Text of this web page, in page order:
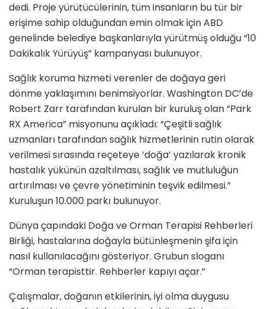
dedi. Proje yürütücülerinin, tüm insanların bu tür bir
erişime sahip olduğundan emin olmak için ABD
genelinde belediye başkanlarıyla yürütmüş olduğu “10
Dakikalık Yürüyüş” kampanyası bulunuyor.
Sağlık koruma hizmeti verenler de doğaya geri
dönme yaklaşımını benimsiyorlar. Washington DC’de
Robert Zarr tarafından kurulan bir kuruluş olan “Park
RX America” misyonunu açıkladı: “Çeşitli sağlık
uzmanları tarafından sağlık hizmetlerinin rutin olarak
verilmesi sırasında reçeteye ‘doğa’ yazılarak kronik
hastalık yükünün azaltılması, sağlık ve mutluluğun
artırılması ve çevre yönetiminin teşvik edilmesi.”
Kuruluşun 10.000 parkı bulunuyor.
Dünya çapındaki Doğa ve Orman Terapisi Rehberleri
Birliği, hastalarına doğayla bütünleşmenin şifa için
nasıl kullanılacağını gösteriyor. Grubun sloganı
“Orman terapisttir. Rehberler kapıyı açar.”
Çalışmalar, doğanın etkilerinin, iyi olma duygusu